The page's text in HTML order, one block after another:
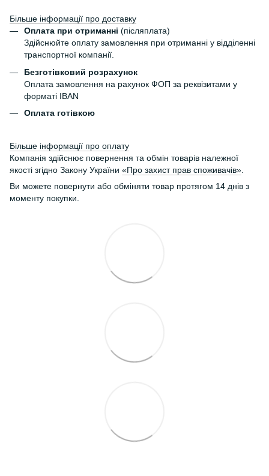
Більше інформації про доставку
Оплата при отриманні (післяплата)
Здійснюйте оплату замовлення при отриманні у відділенні
транспортної компанії.
Безготівковий розрахунок
Оплата замовлення на рахунок ФОП за реквізитами у
форматі IBAN
Оплата готівкою
Більше інформації про оплату
Компанія здійснює повернення та обмін товарів належної
якості згідно Закону України «Про захист прав споживачів».
Ви можете повернути або обміняти товар протягом 14 днів з
моменту покупки.